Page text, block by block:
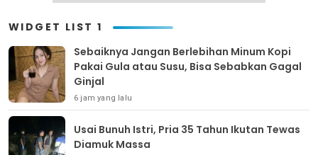
WIDGET LIST 1
Sebaiknya Jangan Berlebihan Minum Kopi
Pakai Gula atau Susu, Bisa Sebabkan Gagal
Ginjal
6 jam yang lalu
Usai Bunuh Istri, Pria 35 Tahun Ikutan Tewas
Diamuk Massa